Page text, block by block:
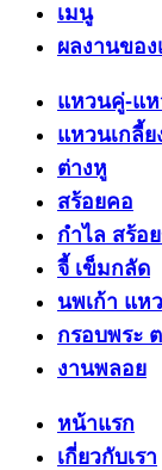
เมนู
ผลงานของ
แหวนคู่-แ
แหวนเกลี้ย
ต่างหู
สร้อยคอ
กำไล สร้อ
จี้ เข็มกลัด
นพเก้า แห
กรอบพระ
งานพลอย
หน้าแรก
เกี่ยวกับเรา